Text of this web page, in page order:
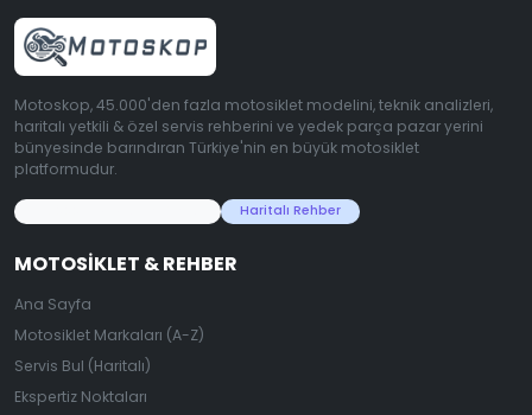
Motoskop, 45.000'den fazla motosiklet modelini, teknik analizleri,
haritalı yetkili & özel servis rehberini ve yedek parça pazar yerini
bünyesinde barındıran Türkiye'nin en büyük motosiklet
platformudur.
Haritalı Rehber
MOTOSIKLET & REHBER
Ana Sayfa
Motosiklet Markaları (A-Z)
Servis Bul (Haritalı)
Ekspertiz Noktaları